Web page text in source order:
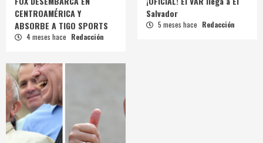
CENTROAMÉRICA Y
ABSORBE A TIGO SPORTS
4 meses hace Redacción
Salvador
5 meses hace Redacción